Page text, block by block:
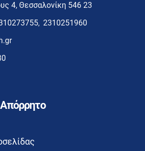
4, Θεσσαλονίκη 546 23
, 2310251960